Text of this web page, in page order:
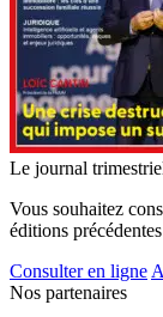
Le journal
Vous souhaitez
éditions
Consulter en ligne
Nos partenaires